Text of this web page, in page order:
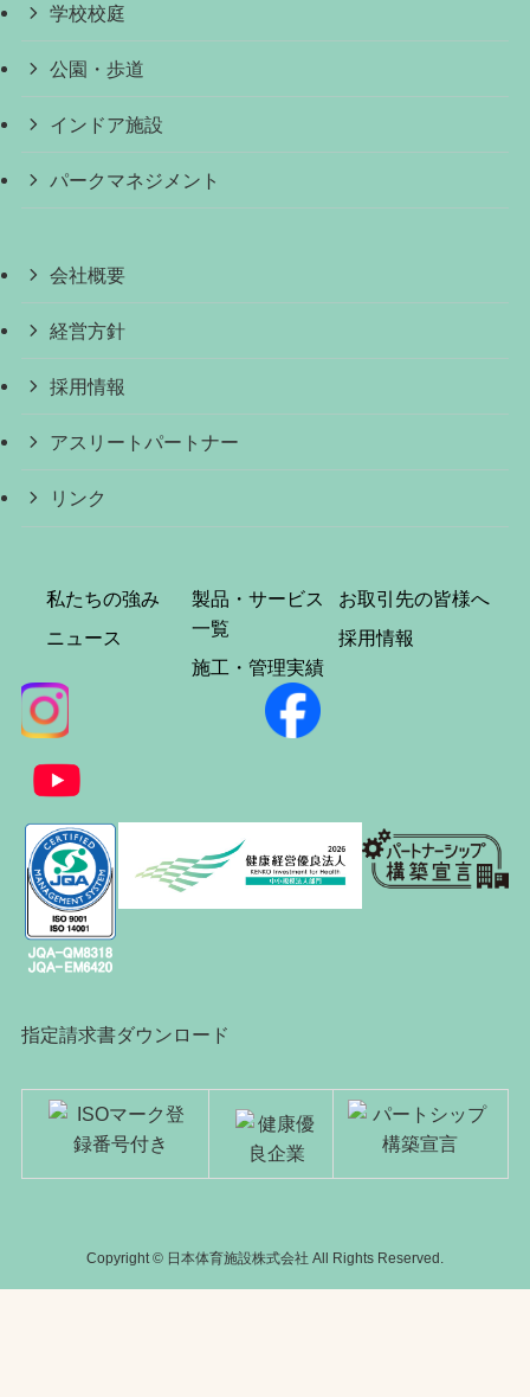
学校校庭
公園・歩道
インドア施設
パークマネジメント
会社概要
経営方針
採用情報
アスリートパートナー
リンク
私たちの強み
ニュース
製品・サービス
一覧
施工・管理実績
お取引先の皆様へ
採用情報
指定請求書ダウンロード
Copyright © 日本体育施設株式会社 All Rights Reserved.